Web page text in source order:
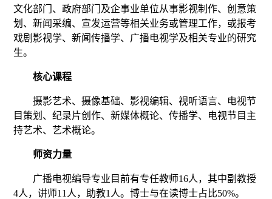
文化部门、政府部门及企事业单位从事影视制作、创意策
划、新闻采编、 宣发运营等相关业务或管理工作， 或报考
戏剧影视学、新闻传播学、广播电视学及相关专业的研究
生。
核心课程
摄影艺术、摄像基础、影视编辑、视听语言、电视节
目策划、纪录片创作、新媒体概论、传播学、电视节目主
持艺术、艺术概论。
师资力量
广播电视编导专业目前有专任教师16人，其中副教授
4人，讲师11 人 ， 助教1人。博士与在读博士占比50%。